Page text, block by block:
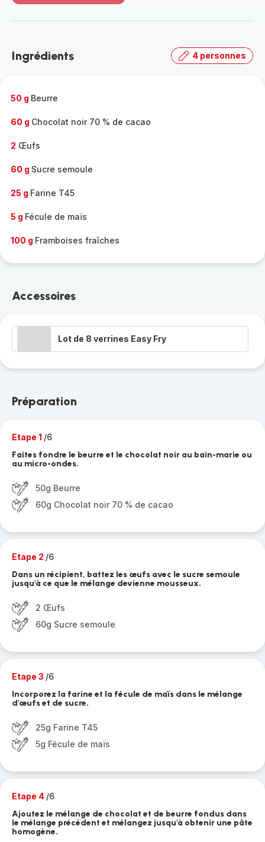
-
gamme
Ingrédients 4 personnes
50 g Beurre
60 g Chocolat noir 70 % de cacao
2 Œufs
60 g Sucre semoule
25 g Farine T45
5 g Fécule de maïs
100 g Framboises fraîches
Accessoires
Lot de 8 verrines Easy Fry
Préparation
Etape 1 /6
Faites fondre le beurre et le chocolat noir au bain-marie ou
au micro-ondes.
50g Beurre
60g Chocolat noir 70 % de cacao
Etape 2 /6
Dans un récipient, battez les œufs avec le sucre semoule
jusqu'à ce que le mélange devienne mousseux.
2 Œufs
60g Sucre semoule
Etape 3 /6
Incorporez la farine et la fécule de maïs dans le mélange
d'œufs et de sucre.
25g Farine T45
5g Fécule de maïs
Etape 4 /6
Ajoutez le mélange de chocolat et de beurre fondus dans
le mélange précédent et mélangez jusqu'à obtenir une pâte
homogène.